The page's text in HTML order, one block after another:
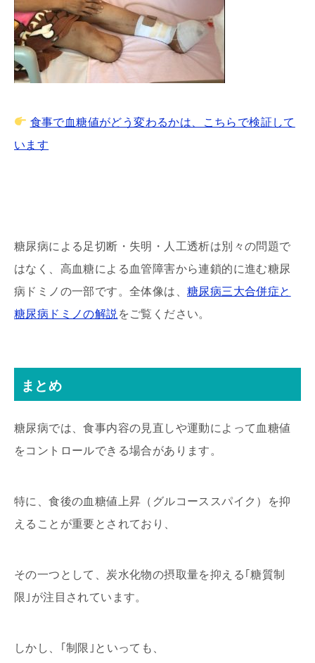
食事で血糖値がどう変わるかは、こちらで検証して
います
糖尿病による足切断・失明・人工透析は別々の問題で
はなく、高血糖による血管障害から連鎖的に進む糖尿
病ドミノの一部です。全体像は、 糖尿病三大合併症と
糖尿病ドミノの解説 をご覧ください。
まとめ
糖尿病では、食事内容の見直しや運動によって血糖値
をコントロールできる場合があります。
特に、食後の血糖値上昇（グルコーススパイク）を抑
えることが重要とされており、
その一つとして、炭水化物の摂取量を抑える｢糖質制
限｣が注目されています。
しかし、｢制限｣といっても、